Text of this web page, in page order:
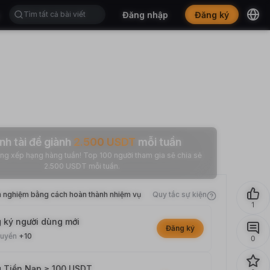
Đăng nhập Đăng ký
tài để giành 2.500 USDT mỗi tuần
hàng tuần! Top 100 người tham gia sẽ chia sẻ
2.500 USDT mỗi tuần.
nghiệm bằng cách hoàn thành nhiệm vụ Quy tắc sự kiện
ký người dùng mới
+10
Đăng ký
1
0